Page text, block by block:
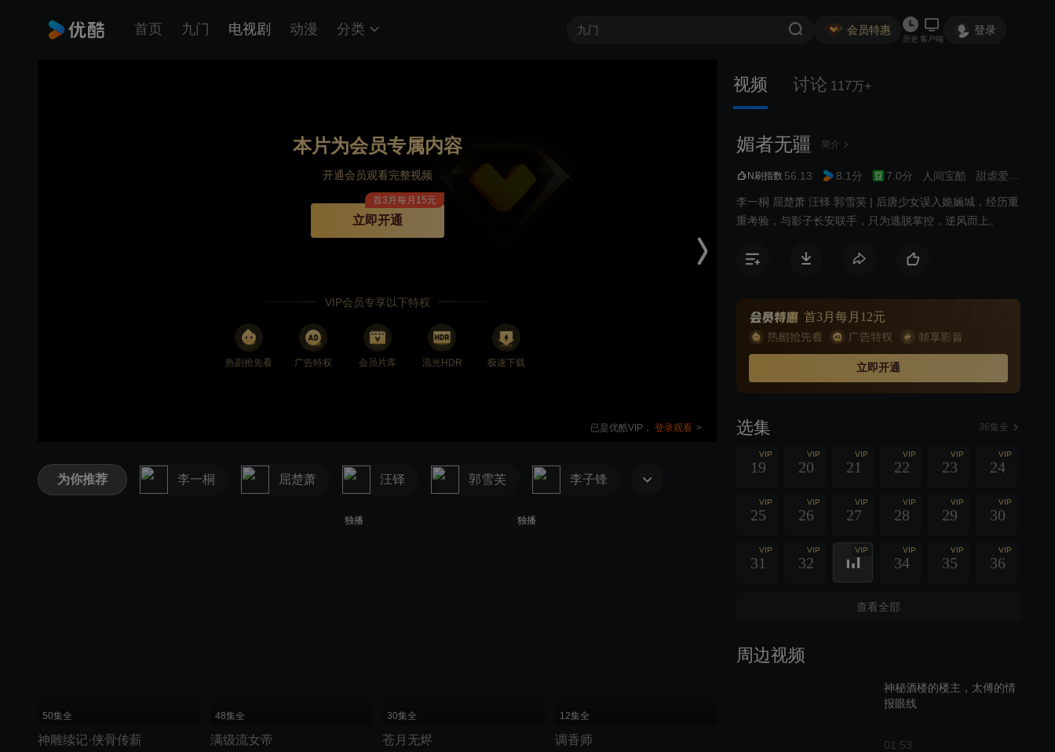
首页 九门 电视剧 动漫 分类 会员特惠
历史 客户端
登录
本片为会员专属内容
开通会员观看完整视频
立即开通
首3月每月15元
VIP会员专享以下特权
热剧抢先看 广告特权 会员片库 流光HDR 极速下载
已是优酷VIP， 登录观看 >
视频 讨论 117万+
媚者无疆 简介
N刷指数 56.13 8.1分 7.0分 人间宝酷 甜虐爱情
李一桐 屈楚萧 汪铎 郭雪芙 | 后唐少女误入姽婳城，经历重
重考验，与影子长安联手，只为逃脱掌控，逆风而上。
首3月每月12元
立即开通
选集 36集全
VIP
19
VIP
20
VIP
21
VIP
22
VIP
23
VIP
24
VIP
25
VIP
26
VIP
27
VIP
28
VIP
29
VIP
30
VIP
31
VIP
32
VIP VIP
34
VIP
35
VIP
36
查看全部
周边视频
神秘酒楼的楼主，太傅的情
报眼线
01:53
为你推荐 李一桐 屈楚萧 汪铎 郭雪芙 李子锋
50集全
神雕续记·侠骨传薪
独播
48集全
满级流女帝
独播
30集全
苍月无烬
12集全
调香师